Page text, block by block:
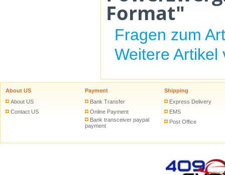
Format"
Fragen zum
Weitere Artikel
About US
About US
Contact US
Payment
Bank Transfer
Online Payment
Bank transceiver paypal
payment
Shipping
Express Delivery
EMS
Post Office